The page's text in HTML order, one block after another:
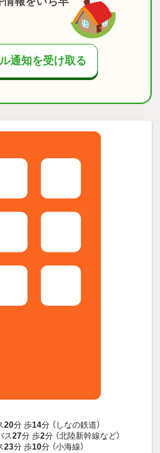
通知を受け取る
20分 歩14分 （しなの鉄道）
ス27分 歩2分 （北陸新幹線など）
23分 歩10分 （小海線）